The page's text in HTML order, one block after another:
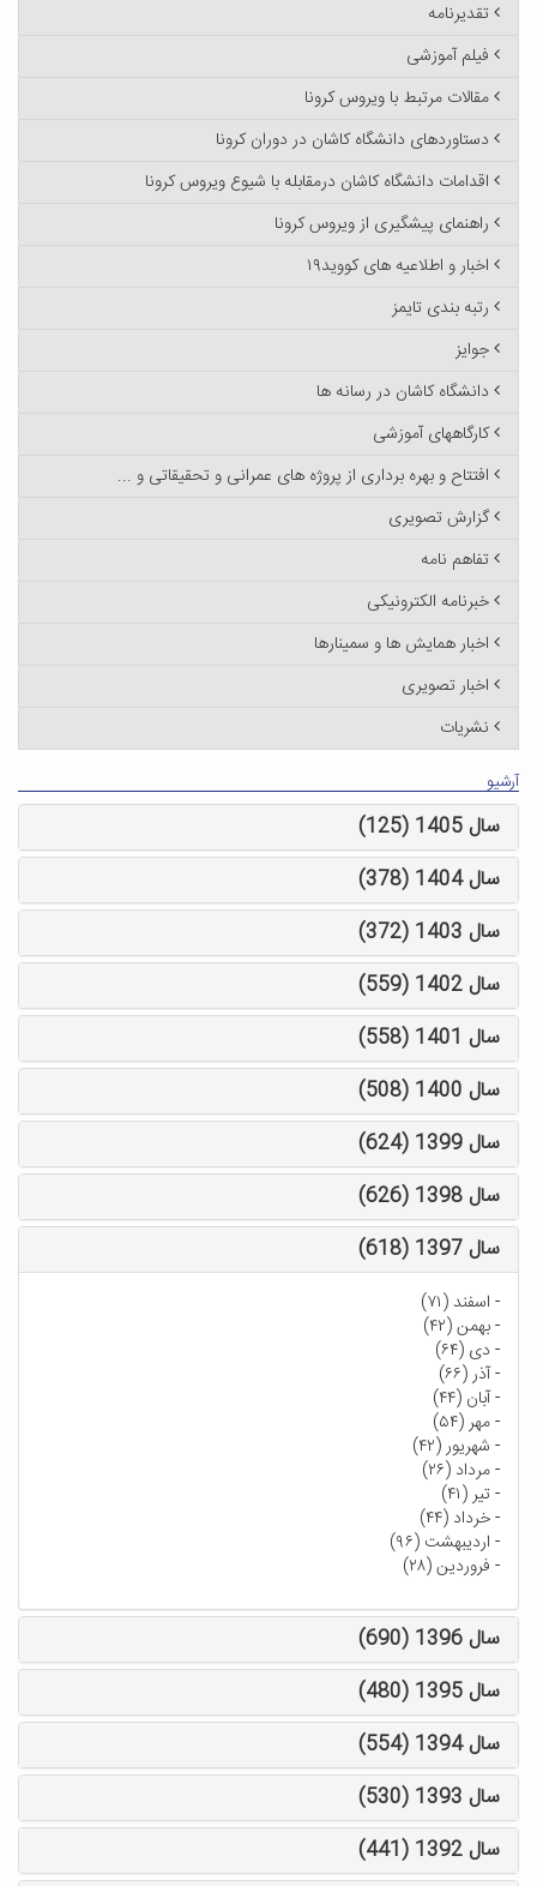
تقدیرنامه
فیلم آموزشی
مقالات مرتبط با ویروس کرونا
دستاوردهای دانشگاه کاشان در دوران کرونا
اقدامات دانشگاه کاشان درمقابله با شیوع ویروس کرونا
راهنمای پیشگیری از ویروس کرونا
اخبار و اطلاعیه های کووید۱۹
رتبه بندی تایمز
جوایز
دانشگاه کاشان در رسانه ها
کارگاههای آموزشی
افتتاح و بهره برداری از پروژه های عمرانی و تحقیقاتی و ...
گزارش تصویری
تفاهم نامه
خبرنامه الکترونیکی
اخبار همایش ها و سمینارها
اخبار تصویری
نشریات
آرشیو
سال 1405 (125)
سال 1404 (378)
سال 1403 (372)
سال 1402 (559)
سال 1401 (558)
سال 1400 (508)
سال 1399 (624)
سال 1398 (626)
سال 1397 (618)
- اسفند (۷۱)
-بهمن (۴۲)
- دی (۶۴)
-آذر (۶۶)
-آبان (۴۴)
-مهر (۵۴)
- شهریور (۴۲)
-مرداد (۲۶)
-تیر (۴۱)
-خرداد (۴۴)
- اردیبهشت (۹۶)
- فروردین (۲۸)
سال 1396 (690)
سال 1395 (480)
سال 1394 (554)
سال 1393 (530)
سال 1392 (441)